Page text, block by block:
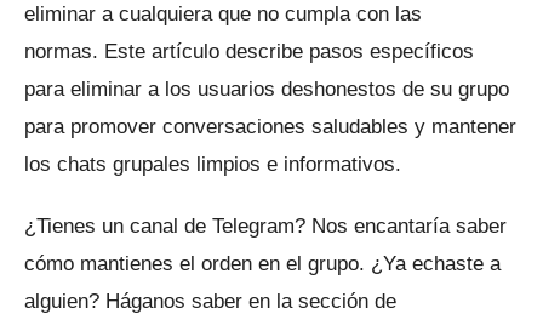
eliminar a cualquiera que no cumpla con las
normas. Este artículo describe pasos específicos
para eliminar a los usuarios deshonestos de su grupo
para promover conversaciones saludables y mantener
los chats grupales limpios e informativos.
¿Tienes un canal de Telegram? Nos encantaría saber
cómo mantienes el orden en el grupo. ¿Ya echaste a
alguien? Háganos saber en la sección de